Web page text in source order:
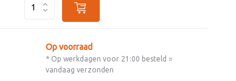
Op voorraad
* Op werkdagen voor 21:00 besteld =
vandaag verzonden